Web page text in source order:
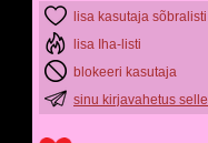
lisa kasutaja sõbralisti
lisa Iha-listi
blokeeri kasutaja
sinu kirjavahetus